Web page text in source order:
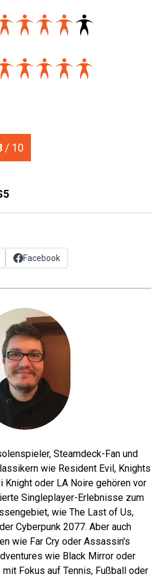
/ 10
Facebook
Steamdeck-Fan und
wie Resident Evil, Knights
Knight oder LA Noire gehören vor
Singleplayer-Erlebnisse zum
wie The Last of Us,
Cyberpunk 2077. Aber auch
wie Far Cry oder Assassin's
wie Black Mirror oder
Fokus auf Tennis, Fußball oder